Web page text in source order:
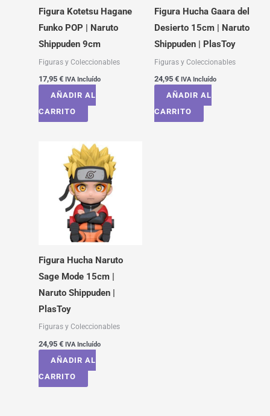
Figura Kotetsu Hagane
Funko POP | Naruto
Shippuden 9cm
Figuras y Coleccionables
17,95 € IVA Incluído
AÑADIR AL
CARRITO
Figura Hucha Gaara del
Desierto 15cm | Naruto
Shippuden | PlasToy
Figuras y Coleccionables
24,95 € IVA Incluído
AÑADIR AL
CARRITO
Figura Hucha Naruto
Sage Mode 15cm |
Naruto Shippuden |
PlasToy
Figuras y Coleccionables
24,95 € IVA Incluído
AÑADIR AL
CARRITO